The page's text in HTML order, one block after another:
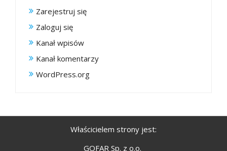
Zarejestruj się
Zaloguj się
Kanał wpisów
Kanał komentarzy
WordPress.org
Właścicielem strony jest:
GOFAR Sp. z o.o.